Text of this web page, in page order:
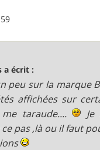
a écrit :
peu sur la marque
affichées sur
taraude....
pas ,là ou il faut